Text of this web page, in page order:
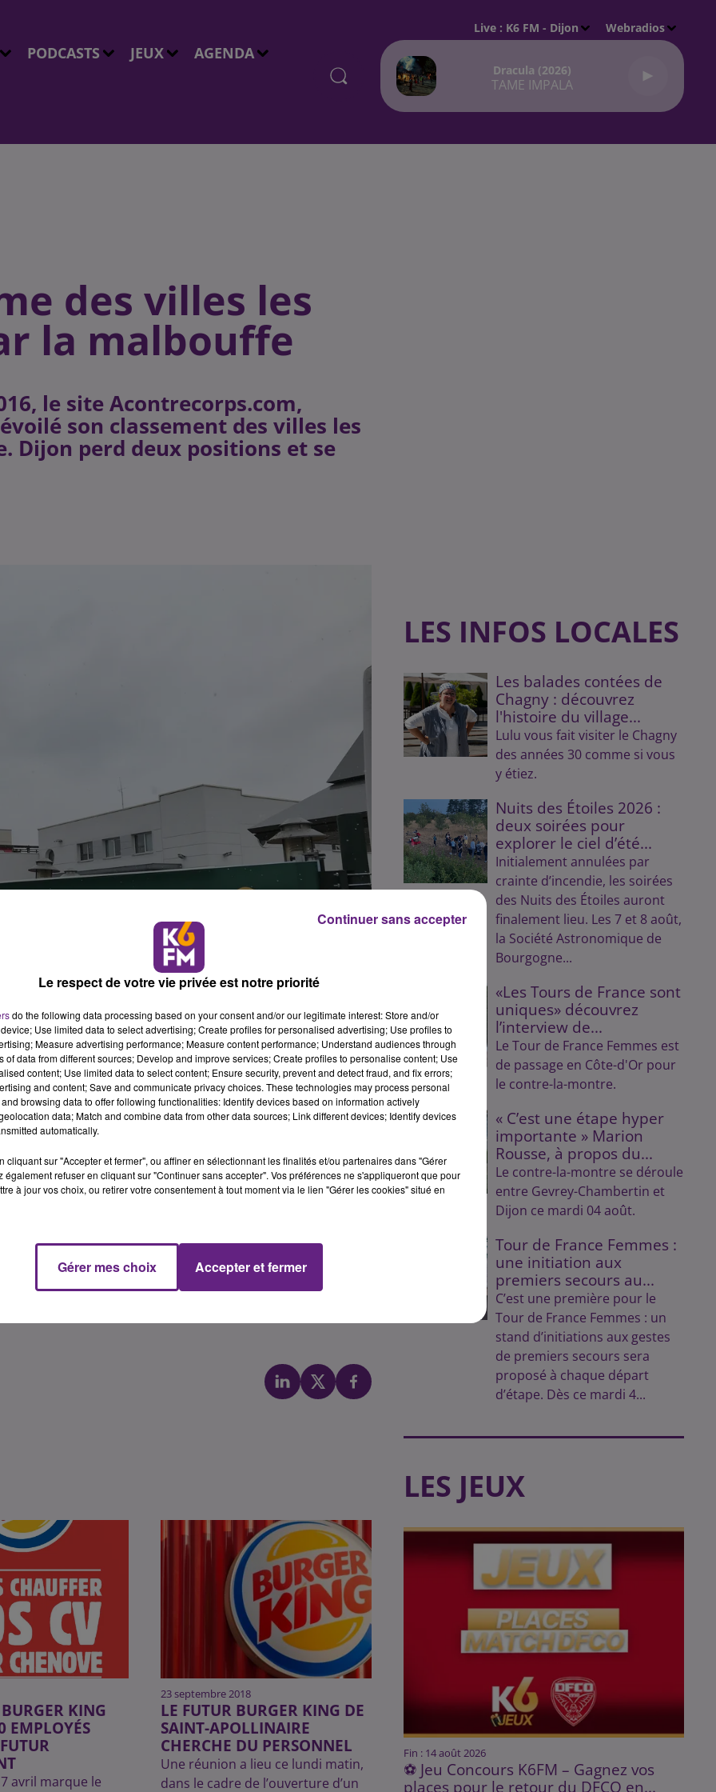
PODCASTS JEUX AGENDA
Live : K6 FM - Dijon Webradios
Dracula (2026)
TAME IMPALA
des villes les
la malbouffe
le site Acontrecorps.com,
son classement des villes les
Dijon perd deux positions et se
et inciter les métropoles à répondre et trouver des
du site Acontrecorps.com qui s’est associé cette année
de la malbouffe.
rapide les plus importantes au sein des 32 plus
la plus représentée.
à la crise sanitaire, notamment grâce aux livraisons à
du site Acontrecorps.com :
malbouffe-2021-limpact-de-la-pandemie-sur-les-
KING
EMPLOYÉS
avril marque le
23 septembre 2018
LE FUTUR BURGER KING DE
SAINT-APOLLINAIRE
CHERCHE DU PERSONNEL
Une réunion a lieu ce lundi matin,
dans le cadre de l’ouverture d’un
LES INFOS LOCALES
Les balades contées de
Chagny : découvrez
l'histoire du village...
Lulu vous fait visiter le Chagny
des années 30 comme si vous
y étiez.
Nuits des Étoiles 2026 :
deux soirées pour
explorer le ciel d’été...
Initialement annulées par
crainte d’incendie, les soirées
des Nuits des Étoiles auront
finalement lieu. Les 7 et 8 août,
la Société Astronomique de
Bourgogne...
«Les Tours de France sont
uniques» découvrez
l’interview de...
Le Tour de France Femmes est
de passage en Côte-d'Or pour
le contre-la-montre.
« C’est une étape hyper
importante » Marion
Rousse, à propos du...
Le contre-la-montre se déroule
entre Gevrey-Chambertin et
Dijon ce mardi 04 août.
Tour de France Femmes :
une initiation aux
premiers secours au...
C’est une première pour le
Tour de France Femmes : un
stand d’initiations aux gestes
de premiers secours sera
proposé à chaque départ
d’étape. Dès ce mardi 4...
LES JEUX
Fin : 14 août 2026
⚽ Jeu Concours K6FM – Gagnez vos
places pour le retour du DFCO en...
Le respect de votre vie privée est notre priorité
do the following data processing based on your consent and/or our legitimate interest: Store and/or
Use limited data to select advertising; Create profiles for personalised advertising; Use profiles to
Measure advertising performance; Measure content performance; Understand audiences through
of data from different sources; Develop and improve services; Create profiles to personalise content; Use
content; Use limited data to select content; Ensure security, prevent and detect fraud, and fix errors;
and content; Save and communicate privacy choices. These technologies may process personal
browsing data to offer following functionalities: Identify devices based on information actively
data; Match and combine data from other data sources; Link different devices; Identify devices
automatically.
cliquant sur "Accepter et fermer", ou affiner en sélectionnant les finalités et/ou partenaires dans "Gérer
également refuser en cliquant sur "Continuer sans accepter". Vos préférences ne s'appliqueront que pour
à jour vos choix, ou retirer votre consentement à tout moment via le lien "Gérer les cookies" situé en
Gérer mes choix Accepter et fermer
Continuer sans accepter